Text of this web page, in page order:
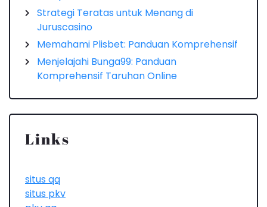
Strategi Teratas untuk Menang di
Juruscasino
Memahami Plisbet: Panduan Komprehensif
Menjelajahi Bunga99: Panduan
Komprehensif Taruhan Online
Links
situs qq
situs pkv